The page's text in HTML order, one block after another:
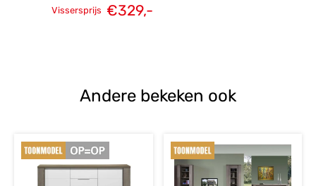
Vissersprijs €329,-
Andere bekeken ook